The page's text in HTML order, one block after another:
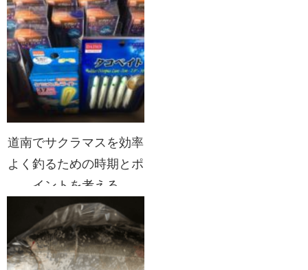
道南でサクラマスを効率
よく釣るための時期とポ
イントを考える